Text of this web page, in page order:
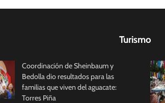
Coordinación de Sheinbaum y
Bedolla dio resultados para las
familias que viven del aguacate:
Torres Piña
Turismo